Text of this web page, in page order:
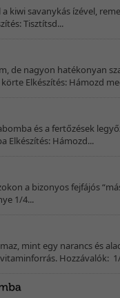
kiwi savanykás ízével,
Tisztítsd...
de nagyon hatékonyan
Elkészítés: Hámozd
és a fertőzések
Elkészítés: Hámozd...
a bizonyos fejfájós
1/4...
mint egy narancs és
Hozzávalók: